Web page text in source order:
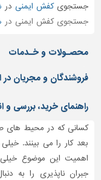
ساختمانی
نرده
و
حفاظ
کفپوش
سنگ
سرویس
بهداشتی
جستجویکفش ایمنی در
جستجوی کفش ایمنی در
محصـولات و خـدمات
فروشندگان و مجریان در
راهنمای خرید، بررسی
کسانی که در محیط های
بعد کار را می بینند.
اهمیت این موضوع
جبران ناپذیری را به